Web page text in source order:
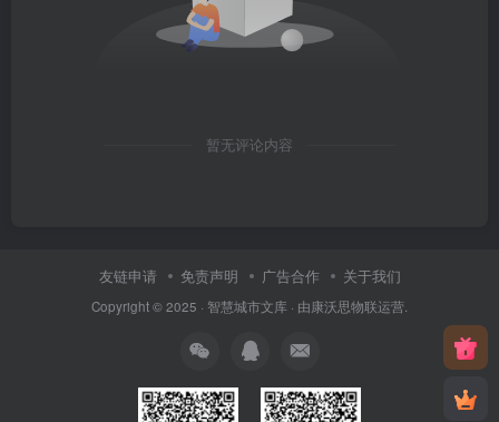
暂无评论内容
友链申请 免责声明 广告合作 关于我们
Copyright © 2025 · 智慧城市文库 · 由康沃思物联运营.